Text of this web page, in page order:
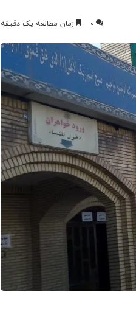
0 زمان مطالعه یک دقیقه